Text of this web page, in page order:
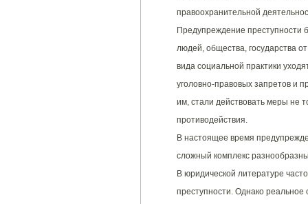
правоохранительной
Предупреждение преступности
людей, общества, государства
вида социальной практики
уголовно-правовых запретов и
им, стали действовать меры не
противодействия.
В настоящее время
сложный комплекс
В юридической литературе
преступности. Однако реальное